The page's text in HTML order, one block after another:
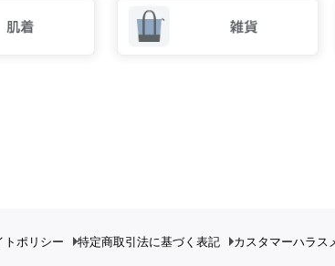
トポリシー 特定商取引法に基づく表記 カスタマーハラス